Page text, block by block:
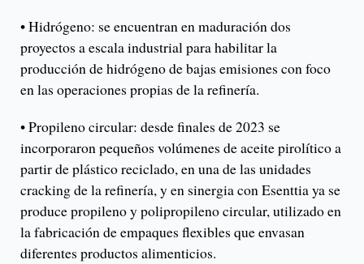
• Hidrógeno: se encuentran en maduración dos
proyectos a escala industrial para habilitar la
producción de hidrógeno de bajas emisiones con foco
en las operaciones propias de la refinería.
• Propileno circular: desde finales de 2023 se
incorporaron pequeños volúmenes de aceite pirolítico a
partir de plástico reciclado, en una de las unidades
cracking de la refinería, y en sinergia con Esenttia ya se
produce propileno y polipropileno circular, utilizado en
la fabricación de empaques flexibles que envasan
diferentes productos alimenticios.